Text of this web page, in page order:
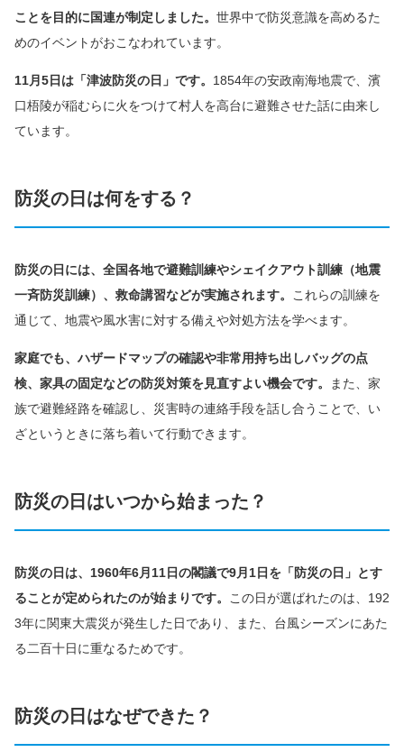
ことを目的に国連が制定しました。 世界中で防災意識を高めるた
めのイベントがおこなわれています。
11月5日は「津波防災の日」です。 1854年の安政南海地震で、濱
口梧陵が稲むらに火をつけて村人を高台に避難させた話に由来し
ています。
防災の日は何をする？
防災の日には、全国各地で避難訓練やシェイクアウト訓練（地震
一斉防災訓練）、救命講習などが実施されます。
これらの訓練を
通じて、地震や風水害に対する備えや対処方法を学べます。
家庭でも、ハザードマップの確認や非常用持ち出しバッグの点
検、家具の固定などの防災対策を見直すよい機会です。
また、家
族で避難経路を確認し、災害時の連絡手段を話し合うことで、い
ざというときに落ち着いて行動できます。
防災の日はいつから始まった？
防災の日は、1960年6月11日の閣議で9月1日を「防災の日」とす
ることが定められたのが始まりです。
この日が選ばれたのは、192
3年に関東大震災が発生した日であり、また、台風シーズンにあた
る二百十日に重なるためです。
防災の日はなぜできた？